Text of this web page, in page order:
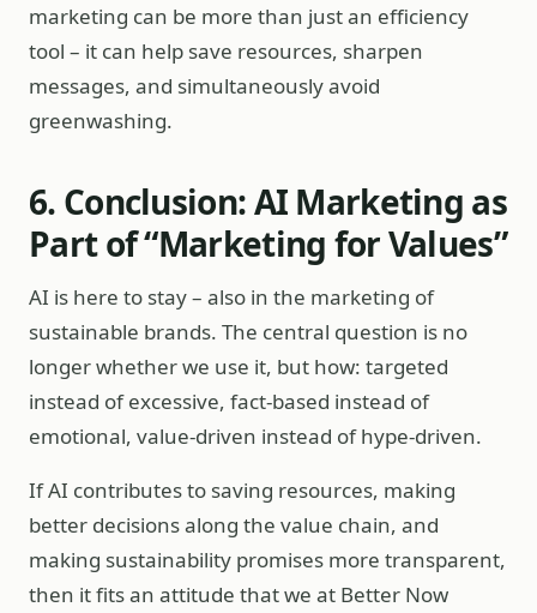
marketing can be more than just an efficiency
tool – it can help save resources, sharpen
messages, and simultaneously avoid
greenwashing.
6. Conclusion: AI Marketing as
Part of “Marketing for Values”
AI is here to stay – also in the marketing of
sustainable brands. The central question is no
longer whether we use it, but how: targeted
instead of excessive, fact-based instead of
emotional, value-driven instead of hype-driven.
If AI contributes to saving resources, making
better decisions along the value chain, and
making sustainability promises more transparent,
then it fits an attitude that we at Better Now